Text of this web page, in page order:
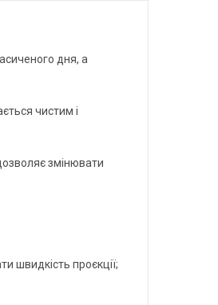
дня, а
чистим і
змінювати
швидкість проєкції;